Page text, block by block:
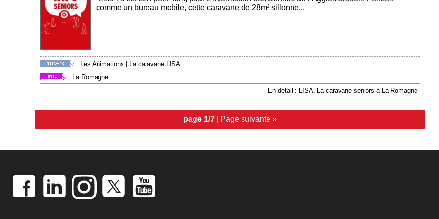
comme un bureau mobile, cette caravane de 28m² sillonne...
Les Animations
La caravane LISA
La Romagne
En détail : LISA. La caravane seniors à La Romagne
page 1/7 | Page suivante »